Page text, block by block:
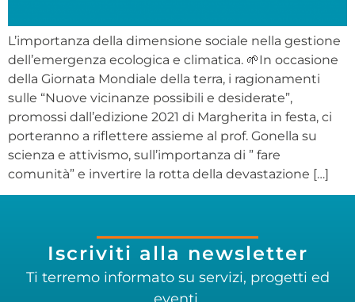
L’importanza della dimensione sociale nella gestione
dell’emergenza ecologica e climatica. 🌱In occasione
della Giornata Mondiale della terra, i ragionamenti
sulle “Nuove vicinanze possibili e desiderate”,
promossi dall’edizione 2021 di Margherita in festa, ci
porteranno a riflettere assieme al prof. Gonella su
scienza e attivismo, sull’importanza di ” fare
comunità” e invertire la rotta della devastazione […]
Iscriviti alla newsletter
Ti terremo informato su servizi, progetti ed